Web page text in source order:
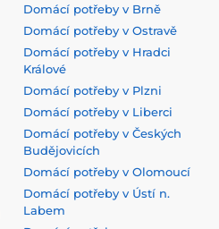
Domácí potřeby v Brně
Domácí potřeby v Ostravě
Domácí potřeby v Hradci
Králové
Domácí potřeby v Plzni
Domácí potřeby v Liberci
Domácí potřeby v Českých
Budějovicích
Domácí potřeby v Olomoucí
Domácí potřeby v Ústí n.
Labem